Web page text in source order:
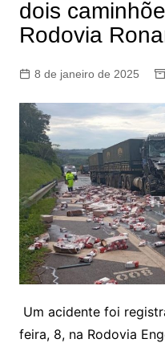
dois
Rodovia
8 de janeiro de 2025
Um acidente foi
feira, 8, na Rodovia